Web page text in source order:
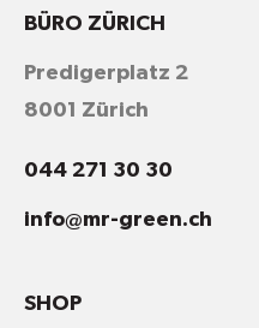
BÜRO ZÜRICH
Predigerplatz 2
8001 Zürich
044 271 30 30
info@mr-green.ch
SHOP